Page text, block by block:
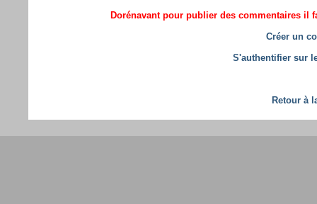
Dorénavant pour publier des commentaires il
Créer un
S'authentifier sur
Retour à